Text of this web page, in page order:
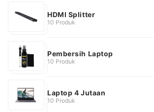
HDMI Splitter
10 Produk
Pembersih Laptop
10 Produk
Laptop 4 Jutaan
10 Produk